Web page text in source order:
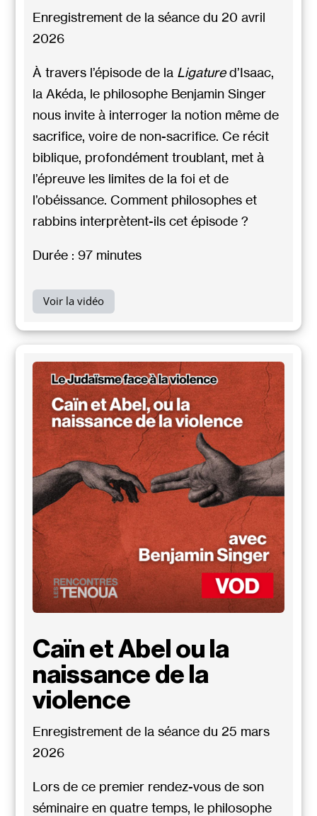
Enregistrement de la séance du 20 avril
2026
À travers l’épisode de la Ligatured’Isaac,
la Akéda, le philosophe Benjamin Singer
nous invite à interroger la notion même de
sacrifice, voire de non-sacrifice. Ce récit
biblique, profondément troublant, met à
l’épreuve les limites de la foi et de
l’obéissance. Comment philosophes et
rabbins interprètent-ils cet épisode ?
Durée : 97 minutes
Voir la vidéo
Caïn et Abel ou la
naissance de la
violence
Enregistrement de la séance du 25 mars
2026
Lors de ce premier rendez-vous de son
séminaire en quatre temps, le philosophe